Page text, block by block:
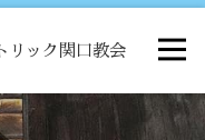
リック関口教会